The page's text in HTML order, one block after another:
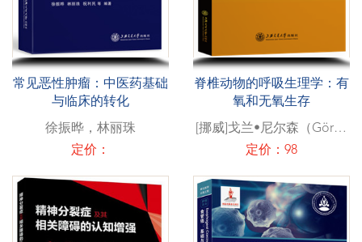
常见恶性肿瘤：中医药基础
与临床的转化
徐振晔，林丽珠
定价：
脊椎动物的呼吸生理学：有
氧和无氧生存
[挪威]戈兰•尼尔森（Göran
E. Nilsson）
定价：98